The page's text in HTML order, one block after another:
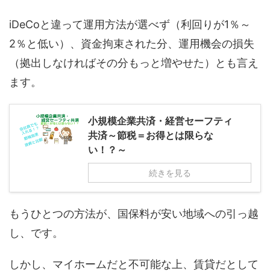
iDeCoと違って運用方法が選べず（利回りが1％～
2％と低い）、資金拘束された分、運用機会の損失
（拠出しなければその分もっと増やせた）とも言え
ます。
小規模企業共済・経営セーフティ
共済～節税＝お得とは限らな
い！？～
続きを見る
もうひとつの方法が、国保料が安い地域への引っ越
し、です。
しかし、マイホームだと不可能な上、賃貸だとして